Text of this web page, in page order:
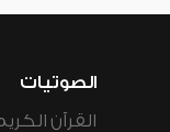
الصوتيات
القرآن